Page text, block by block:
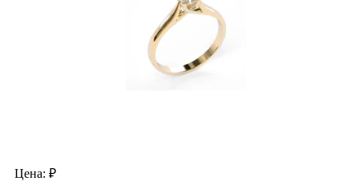
Цена: ₽